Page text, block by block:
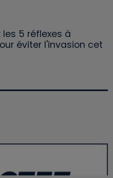
les 5 réflexes à
éviter l'invasion cet